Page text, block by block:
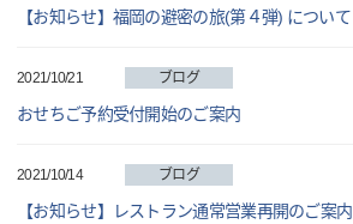
【お知らせ】福岡の避密の旅(第４弾) について
2021/10/21 ブログ
おせちご予約受付開始のご案内
2021/10/14 ブログ
【お知らせ】レストラン通常営業再開のご案内